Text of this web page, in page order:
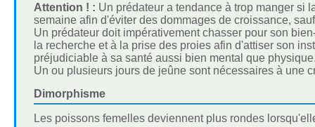
Attention ! : Un prédateur a tendance à trop manger si
semaine afin d'éviter des dommages de croissance,
Un prédateur doit impérativement chasser pour son
la recherche et à la prise des proies afin d'attiser son
préjudiciable à sa santé aussi bien mental que
Un ou plusieurs jours de jeûne sont nécessaires à une
Dimorphisme
Les poissons femelles deviennent plus rondes